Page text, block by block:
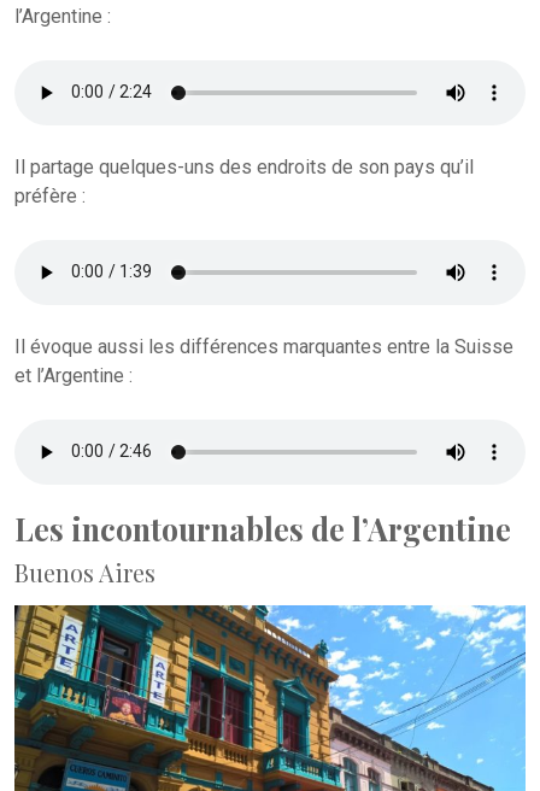
l’Argentine :
Il partage quelques-uns des endroits de son pays qu’il
préfère :
Il évoque aussi les différences marquantes entre la Suisse
et l’Argentine :
Les incontournables de l’Argentine
Buenos Aires